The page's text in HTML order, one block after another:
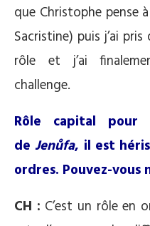
que Christophe pense
Sacristine) puis j’ai
rôle et j’ai
challenge.
Rôle capital
deJenůfa, il est
ordres. Pouvez-vous
CH : C’est un rôle en